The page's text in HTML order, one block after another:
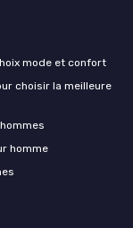
mode et confort
choisir la meilleure
homme